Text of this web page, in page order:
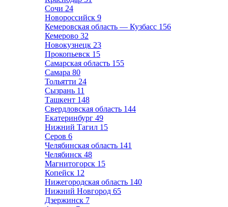
Сочи 24
Новороссийск 9
Кемеровская область — Кузбасс 156
Кемерово 32
Новокузнецк 23
Прокопьевск 15
Самарская область 155
Самара 80
Тольятти 24
Сызрань 11
Ташкент 148
Свердловская область 144
Екатеринбург 49
Нижний Тагил 15
Серов 6
Челябинская область 141
Челябинск 48
Магнитогорск 15
Копейск 12
Нижегородская область 140
Нижний Новгород 65
Дзержинск 7